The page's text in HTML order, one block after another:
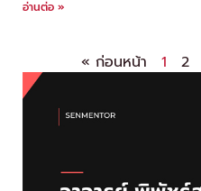
อ่านต่อ »
« ก่อนหน้า 1 2